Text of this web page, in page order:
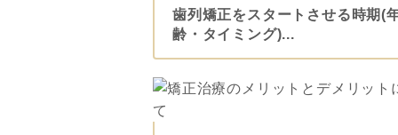
歯列矯正をスタートさせる時期(
齢・タイミング)...